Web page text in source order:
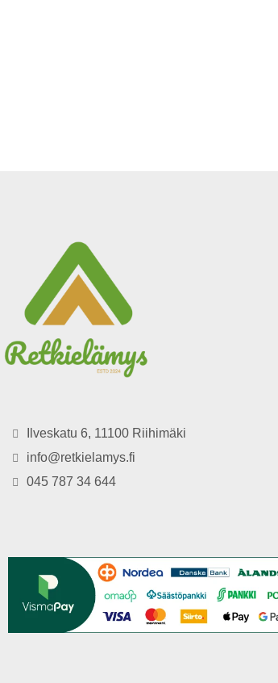
Ilveskatu 6, 11100 Riihimäki
info@retkielamys.fi
045 787 34 644